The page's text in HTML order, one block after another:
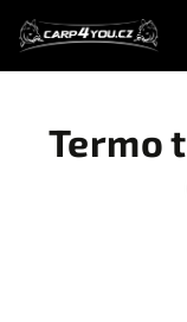
obsah
Termo